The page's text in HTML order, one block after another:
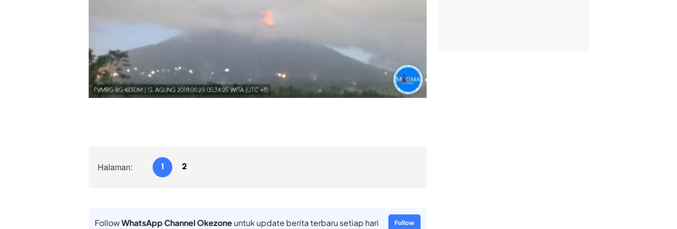
Halaman: 1 2
FollowWhatsApp Channel Okezoneuntuk update berita terbaru setiap hari Follow